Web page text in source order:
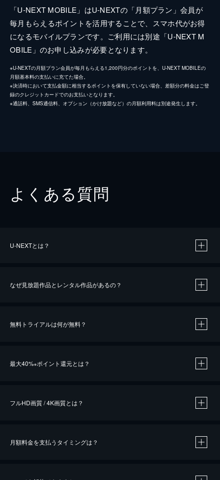
「U-NEXT MOBILE」はU-NEXTの「月額プラン」会員が
毎月もらえるポイントを活用することで、スマホ代がお得
になるモバイルプランです。ご利用には別途「U-NEXT M
OBILE」のお申し込みが必要となります。
※U-NEXTの月額プラン会員が毎月もらえる1,200円分のポイントを、U-NEXT MOBILEの
月額基本料の支払いに充てた場合。
※決済時において支払金額に相当するポイントを保有していない場合、差額分の料金はご登
録のクレジットカードでのお支払いとなります。
※通話料、SMS通信料、オプション（かけ放題など）の月額利用料は別途発生します。
よくある質問
U-NEXTとは？
なぜ見放題作品とレンタル作品があるの？
無料トライアルは何が無料？
最大40%※ポイント還元とは？
※40％ポイント還元の対象は、クレジットカード決済による作品の購入 / レンタルです。
iOSアプリのUコイン決済による作品の購入 / レンタルは、20％のポイント還元です。
フルHD画質 / 4K画質とは？
月額料金を支払うタイミングは？